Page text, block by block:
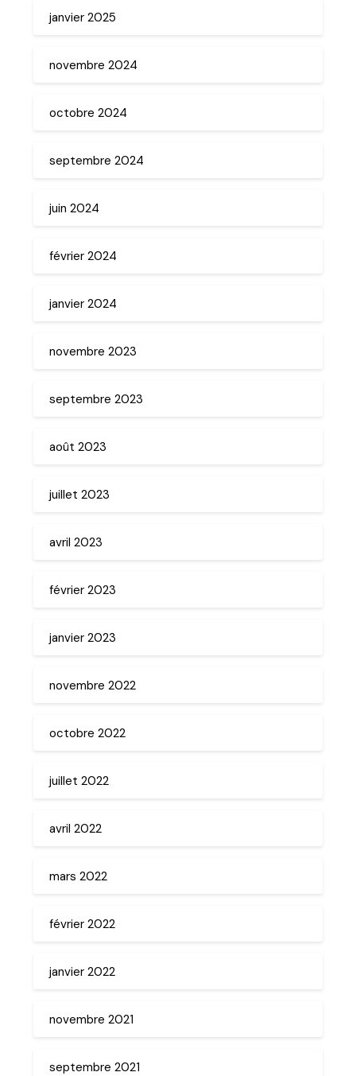
janvier 2025
novembre 2024
octobre 2024
septembre 2024
juin 2024
février 2024
janvier 2024
novembre 2023
septembre 2023
août 2023
juillet 2023
avril 2023
février 2023
janvier 2023
novembre 2022
octobre 2022
juillet 2022
avril 2022
mars 2022
février 2022
janvier 2022
novembre 2021
septembre 2021